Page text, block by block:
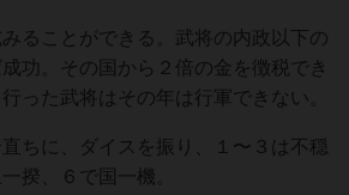
みることができる。武将の内政以下の
功。その国から２倍の⾦を徴税でき
った武将はその年は⾏軍できない。
直ちに、ダイスを振り、１〜３は不穏
揆、６で国⼀機。